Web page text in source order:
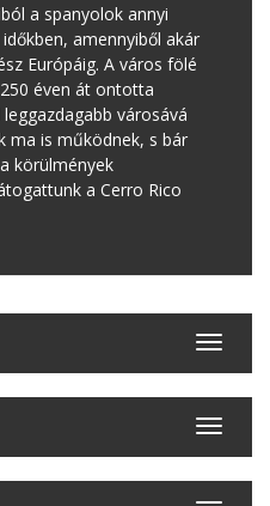
a spanyolok annyi
amennyiből akár
Európáig. A város fölé
éven át ontotta
városává
ma is működnek, s bár
körülmények
a Cerro Rico
Toggle
Toggle